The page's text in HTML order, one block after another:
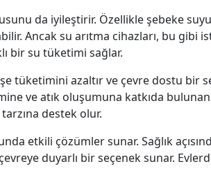
da iyileştirir. Özellikle şebeke
Ancak su arıtma cihazları, bu gibi
bir su tüketimi sağlar.
tüketimini azaltır ve çevre dostu bir
ve atık oluşumuna katkıda bulunan
destek olur.
etkili çözümler sunar. Sağlık
duyarlı bir seçenek sunar.